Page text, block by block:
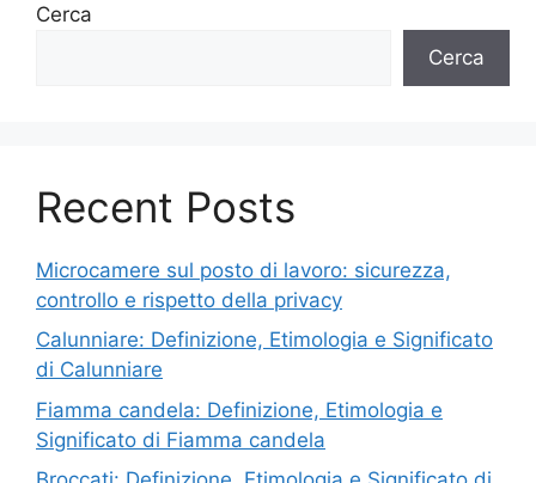
Cerca
Cerca
Recent Posts
Microcamere sul posto di lavoro: sicurezza,
controllo e rispetto della privacy
Calunniare: Definizione, Etimologia e Significato
di Calunniare
Fiamma candela: Definizione, Etimologia e
Significato di Fiamma candela